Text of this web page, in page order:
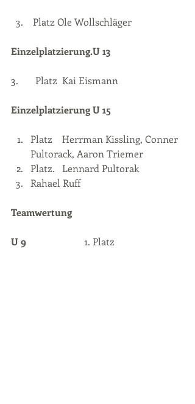
  3
.    Platz Ole Wollschläger
Einzelplatzierung.U 13
3.	Platz  Kai Eismann
Einzelplatzierung U 15
Platz    Herrman Kissling, Conner
Pultorack, Aaron Triemer
Platz.   Lennard Pultorak
Rahael Ruff
Teamwertung
U 9
			1. Platz